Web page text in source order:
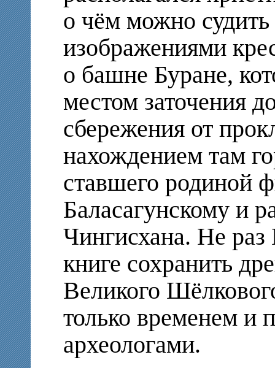
о чём можно судить
изображениями
о башне Буране,
местом заточения
сбережения от
нахождением там
ставшего родиной
Баласагунскому и
Чингисхана. Не
книге сохранить
Великого
только временем и
археологами.